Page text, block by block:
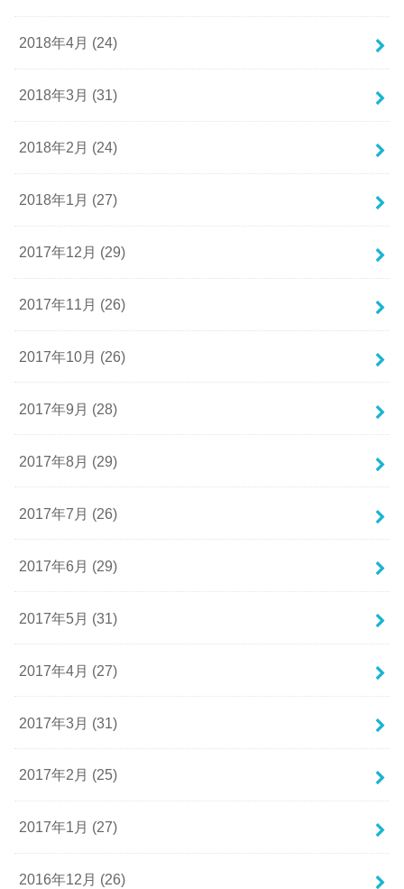
2018年4月 (24)
2018年3月 (31)
2018年2月 (24)
2018年1月 (27)
2017年12月 (29)
2017年11月 (26)
2017年10月 (26)
2017年9月 (28)
2017年8月 (29)
2017年7月 (26)
2017年6月 (29)
2017年5月 (31)
2017年4月 (27)
2017年3月 (31)
2017年2月 (25)
2017年1月 (27)
2016年12月 (26)